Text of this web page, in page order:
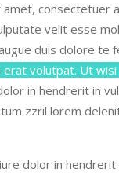
consectetuer
velit esse
duis dolore te
erat volutpat. Ut
in hendrerit in
zzril lorem
dolor in